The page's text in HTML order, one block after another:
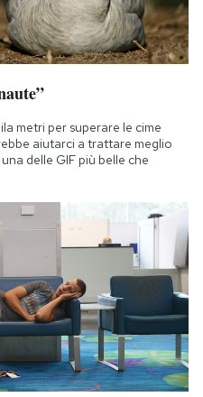
metri per superare le cime
aiutarci a trattare meglio
delle GIF più belle che